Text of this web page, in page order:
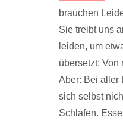
brauchen
Sie treibt uns
leiden, um
übersetzt: Von
Aber: Bei aller
sich selbst
Schlafen.